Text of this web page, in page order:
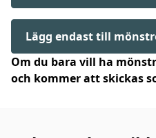
Lägg endast till
Om du bara vill ha
och kommer att skickas